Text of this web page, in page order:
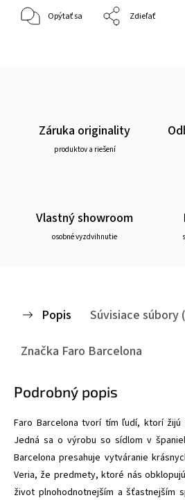
Opýtať sa Zdieľať
Záruka originality
produktov a riešení
Vlastný showroom
osobné vyzdvihnutie
Popis Súvisiace súbory
Značka Faro Barcelona
Podrobný popis
Faro Barcelona tvorí tím ľudí, ktorí žijú
Jedná sa o výrobu so sídlom v
Barcelona presahuje vytváranie
Veria, že predmety, ktoré nás
život plnohodnotnejším a šťastnejším